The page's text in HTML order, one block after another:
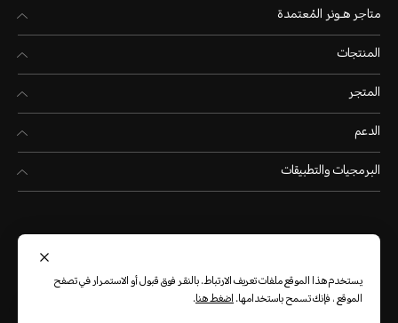
متاجر هـونر المُعتمدة
المنتجات
المتجر
الدعم
البرمجيات والتطبيقات
المملكة العربية السعودية (العربية)
يستخدم هذا الموقع ملفات تعريف الارتباط. بالنقر فوق قبول أو الاستمرار في تصفح
الموقع ، فإنك تسمح باستخدامها.اضغط هنا.